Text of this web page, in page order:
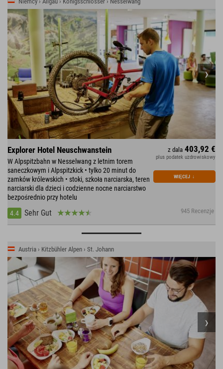
Explorer Hotel Neuschwanstein
W Alpspitzbahn w Nesselwang z letnim torem
saneczkowym i Alpspitzkick • tylko 20 minut do
zamków królewskich • stoki, szkoła narciarska, teren
narciarski dla dzieci i codzienne nocne narciarstwo
bezpośrednio przy hotelu
4.4
Sehr Gut 945 Recenzje
z dala 403,92 €
plus podatek uzdrowiskowy
WIĘCEJ ↓
Austria › Kitzbühler Alpen › St. Johann